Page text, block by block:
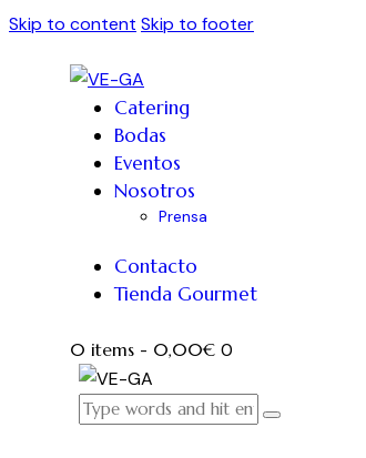
Skip to content Skip to footer
Catering
Bodas
Eventos
Nosotros
Prensa
Contacto
Tienda Gourmet
0 items - 0,00€ 0